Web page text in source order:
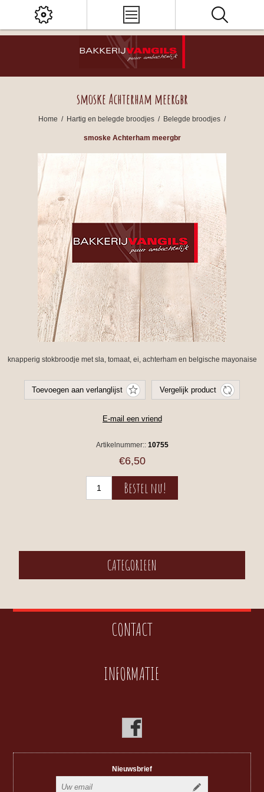
smoske Achterham meergbr
Home / Hartig en belegde broodjes / Belegde broodjes /
smoske Achterham meergbr
knapperig stokbroodje met sla, tomaat, ei, achterham en belgische mayonaise
Artikelnummer:: 10755
€6,50
CATEGORIEEN
CONTACT
INFORMATIE
Nieuwsbrief